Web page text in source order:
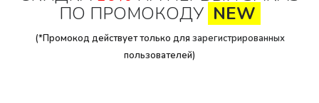
ПО ПРОМОКОДУ NEW
(*Промокод действует только для зарегистрированных
пользователей)